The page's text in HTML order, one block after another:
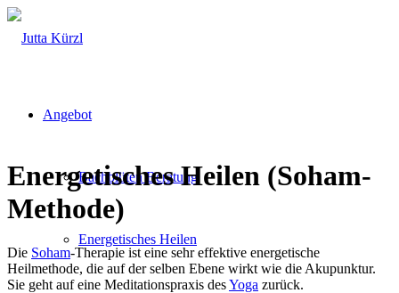
Angebot
Bachblüten Beratung
Energetisches Heilen
Energetisches Heilen (Soham-
Methode)
Die Soham-Therapie ist eine sehr effektive energetische
Heilmethode, die auf der selben Ebene wirkt wie die Akupunktur.
Sie geht auf eine Meditationspraxis desYoga zurück.